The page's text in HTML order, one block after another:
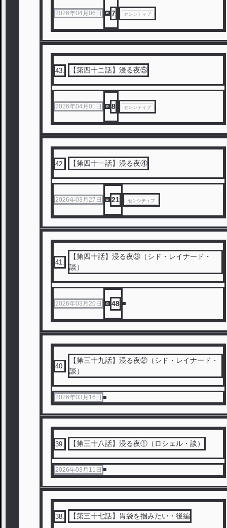
2026年04月06日 7 センシティブ
43 【第四十ニ話】浸る夜⑤
2026年04月01日 8 センシティブ
42 【第四十一話】浸る夜④
2026年03月27日 21 センシティブ
41.
【第四十話】浸る夜③（シド・レイナード・
談）
2026年03月20日 48
40.
【第三十九話】浸る夜②（シド・レイナード・
談）
2026年03月16日
39 【第三十八話】浸る夜①（ロシェル・談）
2026年03月11日
38 【第三十七話】胃袋を掴みたい・後編